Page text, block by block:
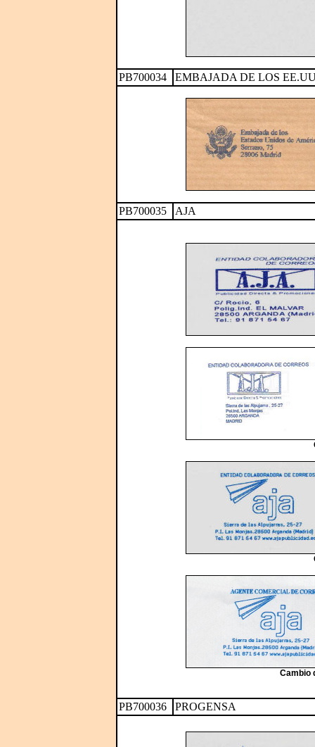
PB700034 EMBAJADA DE LOS
PB700035 AJA
Cambio
PB700036 PROGENSA